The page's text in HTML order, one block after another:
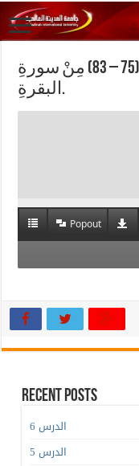
الدرس الثامن : تفسيرُ الآياتِ: (75 – 83) مِنْ سورةِ
البقرةِ.
Popout
Recent Posts
الدرس 6
الدرس 5